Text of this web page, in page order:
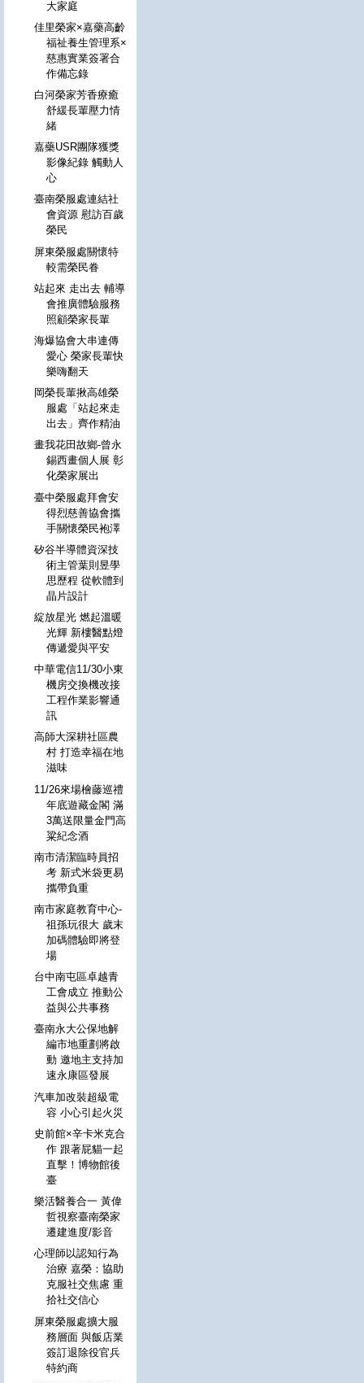
大家庭
佳里榮家×嘉藥高齡
福祉養生管理系×
慈惠實業簽署合
作備忘錄
白河榮家芳香療癒
舒緩長輩壓力情
緒
嘉藥USR團隊獲獎
影像紀錄 觸動人
心
臺南榮服處連結社
會資源 慰訪百歲
榮民
屏東榮服處關懷特
較需榮民眷
站起來 走出去 輔導
會推廣體驗服務
照顧榮家長輩
海爆協會大串連傳
愛心 榮家長輩快
樂嗨翻天
岡榮長輩揪高雄榮
服處「站起來走
出去」齊作精油
畫我花田故鄉-曾永
錫西畫個人展 彰
化榮家展出
臺中榮服處拜會安
得烈慈善協會攜
手關懷榮民袍澤
矽谷半導體資深技
術主管葉則昱學
思歷程 從軟體到
晶片設計
綻放星光 燃起溫暖
光輝 新樓醫點燈
傳遞愛與平安
中華電信11/30小東
機房交換機改接
工程作業影響通
訊
高師大深耕社區農
村 打造幸福在地
滋味
11/26來場檜藤巡禮
年底遊藏金閣 滿
3萬送限量金門高
粱紀念酒
南市清潔臨時員招
考 新式米袋更易
攜帶負重
南市家庭教育中心-
祖孫玩很大 歲末
加碼體驗即將登
場
台中南屯區卓越青
工會成立 推動公
益與公共事務
臺南永大公保地解
編市地重劃將啟
動 邀地主支持加
速永康區發展
汽車加改裝超級電
容 小心引起火災
史前館×辛卡米克合
作 跟著屁貓一起
直擊！博物館後
臺
樂活醫養合一 黃偉
哲視察臺南榮家
遷建進度/影音
心理師以認知行為
治療 嘉榮：協助
克服社交焦慮 重
拾社交信心
屏東榮服處擴大服
務層面 與飯店業
簽訂退除役官兵
特約商